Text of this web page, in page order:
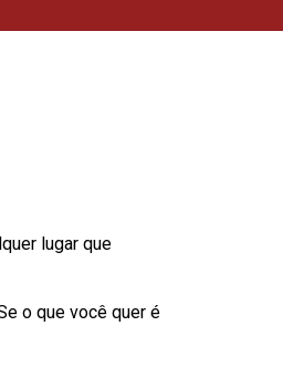
lugar que
o que você quer é